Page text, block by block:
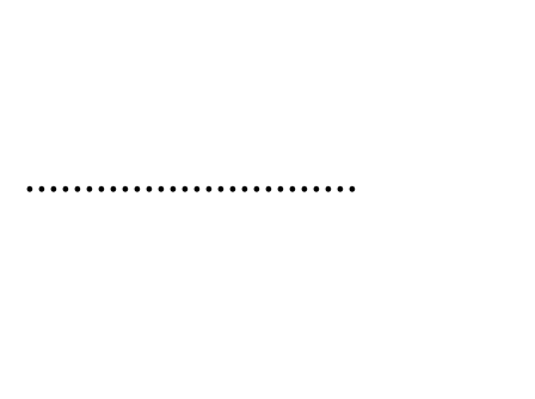
............................